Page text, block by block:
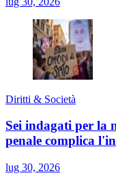
Diritti & Società
Sei indagati per la
penale complica
lug 30, 2026